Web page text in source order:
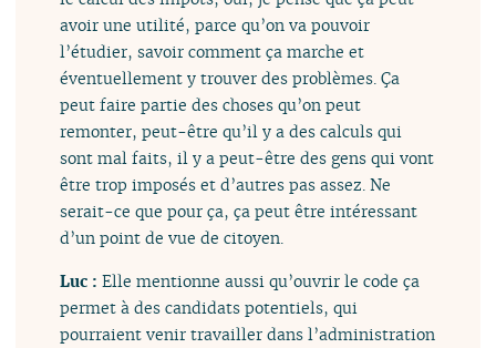
avoir une utilité, parce qu’on va pouvoir
l’étudier, savoir comment ça marche et
éventuellement y trouver des problèmes. Ça
peut faire partie des choses qu’on peut
remonter, peut-être qu’il y a des calculs qui
sont mal faits, il y a peut-être des gens qui vont
être trop imposés et d’autres pas assez. Ne
serait-ce que pour ça, ça peut être intéressant
d’un point de vue de citoyen.
Luc :Elle mentionne aussi qu’ouvrir le code ça
permet à des candidats potentiels, qui
pourraient venir travailler dans l’administration